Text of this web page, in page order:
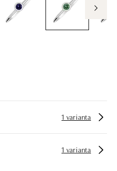
1 varianta
1 varianta